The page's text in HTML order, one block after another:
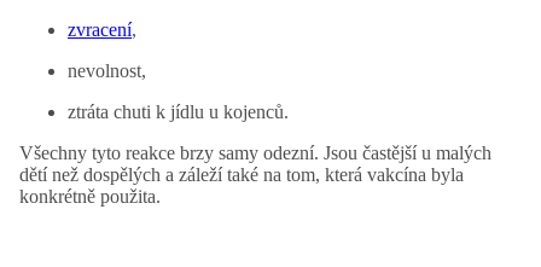
zvracení,
nevolnost,
ztráta chuti k jídlu u kojenců.
Všechny tyto reakce brzy samy odezní. Jsou častější u malých
dětí než dospělých a záleží také na tom, která vakcína byla
konkrétně použita.